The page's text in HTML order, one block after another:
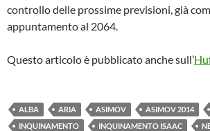
controllo delle prossime previsioni, già
appuntamento al 2064.
Questo articolo è pubblicato anche sull’
ALBA ARIA ASIMOV ASIMOV 2014
INQUINAMENTO
INQUINAMENTO ISAAC